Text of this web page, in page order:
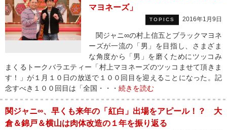
マヨネーズ」
TOPICS 2016年1月9日
関ジャニ∞の村上信五とブラックマヨネ
ーズが一流の「男」を目指し、さまざま
な角度から「男」を磨くためにツッコみ
まくるトークバラエティー「村上マヨネーズのツッコませて頂きま
す！」が１月１０日の放送で１００回目を迎えることになった。記
念すべき１００回目は「全国・・・ 続きを読む
関ジャニ∞、早くも来年の「紅白」出場をアピール！？ 大
倉＆錦戸＆横山は肉体改造の１年を振り返る